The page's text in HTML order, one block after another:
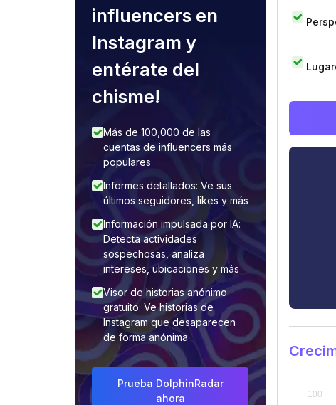
influencers en
Instagram y
entérate del
chisme!
Más de 100,000 de las
cuentas de influencers más
populares
Informes detallados: Ve sus
últimos seguidores, likes y más
Información impulsada por IA:
Detecta actividades
sospechosas, analiza
intereses, ubicaciones y más
Visor de historias anónimo
gratuito: Ve historias de
Instagram que desaparecen
de forma anónima
Prueba DolphinRadar
ahora